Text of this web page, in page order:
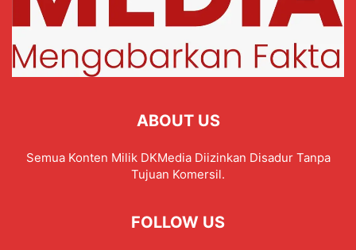
ABOUT US
Semua Konten Milik DKMedia Diizinkan Disadur Tanpa
Tujuan Komersil.
FOLLOW US